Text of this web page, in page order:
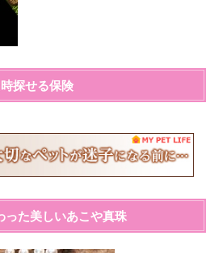
探せる保険
った美しいあこや真珠